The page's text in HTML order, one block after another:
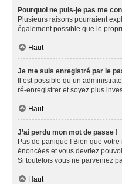
Pourquoi ne puis-je pas me
Plusieurs raisons pourraient
également possible que le
Haut
Je me suis enregistré par le
Il est possible qu’un
ré-enregistrer et soyez plus
Haut
J’ai perdu mon mot de passe !
Pas de panique ! Bien que
énoncées et vous devriez
Si toutefois vous ne parveniez
Haut